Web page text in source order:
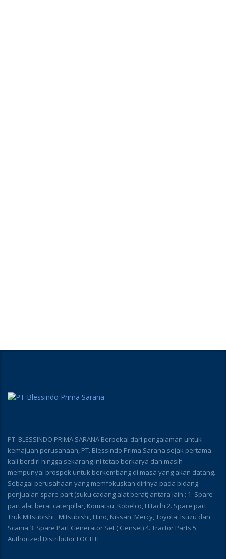
PT. BLESSINDO PRIMA SARANA Berbekal dari pengalaman untuk
kemajuan perusahaan, PT. Blessindo Prima Sarana sejak pertama
kali berdiri hingga sekarang ini tetap berkarya dan masih
mempunyai prospek untuk berkembang di masa yang akan datang.
Sebagai perusahaan yang memfokuskan dirinya pada bidang
penjualan spare part (suku cadang alat berat) antara lain : 1. Spare
part alat berat caterpillar, Komatsu, Kobelco, Hitachi 2. Spare part
Truk Mitsubishi , Mitsubishi, Hino, Nissan, Mercy, Toyota, Isuzu dan
Scania 3. Spare Part Generator Set ( Genset) 4. Tractor Parts 5.
Authorized Distributor LOCTITE